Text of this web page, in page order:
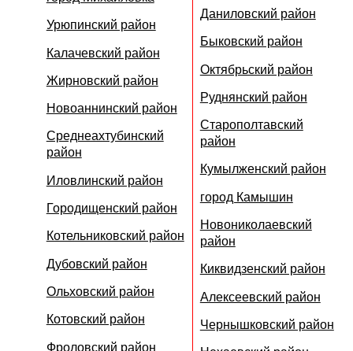
Урюпинский район
Калачевский район
Жирновский район
Новоаннинский район
Среднеахтубинский
район
Иловлинский район
Городищенский район
Котельниковский район
Дубовский район
Ольховский район
Котовский район
Фроловский район
Даниловский район
Быковский район
Октябрьский район
Руднянский район
Старополтавский
район
Кумылженский район
город Камышин
Новониколаевский
район
Киквидзенский район
Алексеевский район
Чернышковский район